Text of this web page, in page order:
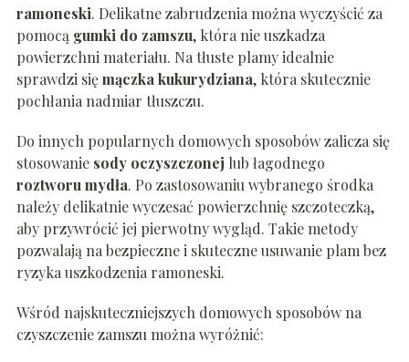
ramoneski. Delikatne zabrudzenia można wyczyścić za
pomocą gumki do zamszu, która nie uszkadza
powierzchni materiału. Na tłuste plamy idealnie
sprawdzi sięmączka kukurydziana, która skutecznie
pochłania nadmiar tłuszczu.
Do innych popularnych domowych sposobów zalicza się
stosowanie sody oczyszczonej lub łagodnego
roztworu mydła. Po zastosowaniu wybranego środka
należy delikatnie wyczesać powierzchnię szczoteczką,
aby przywrócić jej pierwotny wygląd. Takie metody
pozwalają na bezpieczne i skuteczne usuwanie plam bez
ryzyka uszkodzenia ramoneski.
Wśród najskuteczniejszych domowych sposobów na
czyszczenie zamszu można wyróżnić: